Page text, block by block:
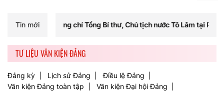
Tin mới
Bí thư, Chủ tịch nước Tô Lâm tại Phiên họp Ban Chỉ đạo Trung
TƯ LIỆU VĂN KIỆN ĐẢNG
Đảng kỳ Lịch sử Đảng
Điều lệ Đảng
Văn kiện Đảng toàn tập
Văn kiện Đại hội Đảng